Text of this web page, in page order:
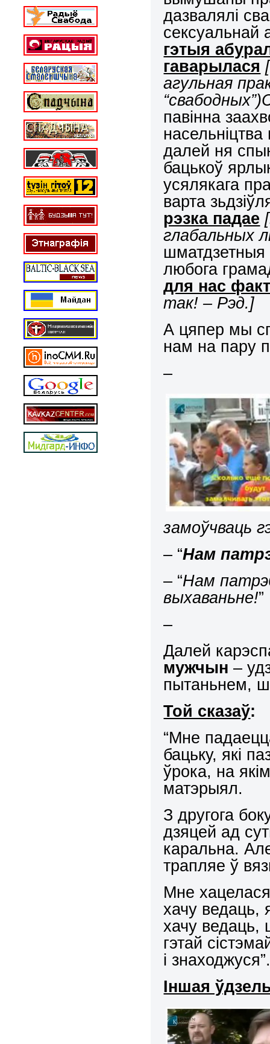
дазвалялі
сексуальнай
гэтыя
гаварылася
агульная
павінна
далей ня
бацькоў
усялякага
варта
рэзка падае
глабальных
шматдзетныя
любога
для нас
так! – Рэд.]
А цяпер мы
нам на пару
–
замоўчваць
– “Нам
– “Нам
выхаваньне!”
–
Далей
мужчын –
пытаньнем,
Той сказаў:
“Мне
бацьку, які
ўрока, на
матэрыял.
З другога
дзяцей ад
каральна.
трапляе ў
Мне
хачу ведаць,
хачу ведаць,
гэтай
і
Іншая